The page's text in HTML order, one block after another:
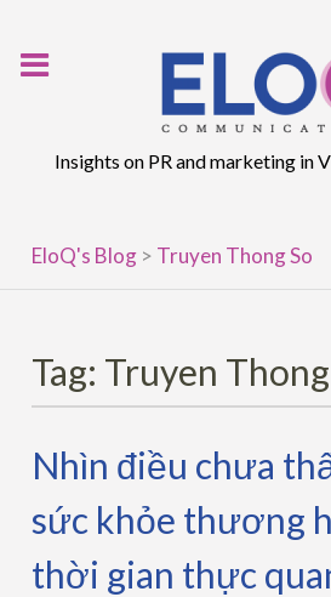
Insights on PR and marketing in
EloQ's Blog > Truyen Thong So
Tag: Truyen
Nhìn điều chưa
sức khỏe thương
thời gian thực